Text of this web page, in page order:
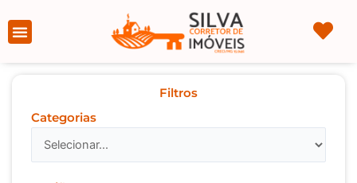
para
conteúdo
Filtros
Categorias